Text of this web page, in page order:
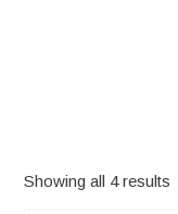
Showing all 4 results